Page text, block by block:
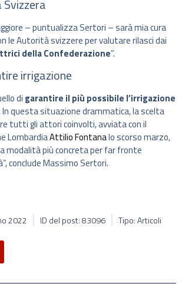
– puntualizza Sertori – sarà mia cura
le Autorità svizzere per valutare rilasci dai
della Confederazione”.
irrigazione
di garantire il più possibile l’irrigazione
In questa situazione drammatica, la scelta
tutti gli attori coinvolti, avviata con il
LombardiaAttilio Fontanalo scorso marzo,
modalità più concreta per far fronte
conclude Massimo Sertori.
2022 ID del post: 83096 Tipo: Articoli